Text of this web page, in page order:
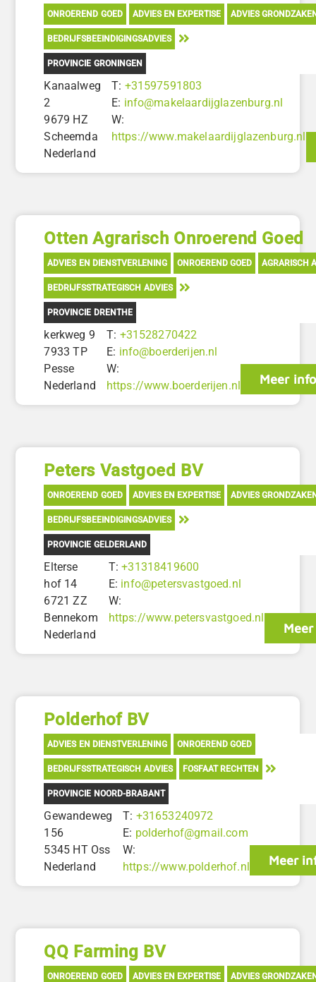
ONROEREND GOED ADVIES EN EXPERTISE ADVIES
BEDRIJFSBEEINDIGINGSADVIES
PROVINCIE GRONINGEN
Kanaalweg
2
9679 HZ
Scheemda
Nederland
T: +31597591803
E: info@makelaardijglazenburg.nl
W:
https://www.makelaardijglazenburg.nl
Otten Agrarisch Onroerend Goed
ADVIES EN DIENSTVERLENING ONROEREND GOED AGRARISCH
BEDRIJFSSTRATEGISCH ADVIES
PROVINCIE DRENTHE
kerkweg 9
7933 TP
Pesse
Nederland
T: +31528270422
E: info@boerderijen.nl
W:
https://www.boerderijen.nl
Meer
Peters Vastgoed BV
ONROEREND GOED ADVIES EN EXPERTISE ADVIES
BEDRIJFSBEEINDIGINGSADVIES
PROVINCIE GELDERLAND
Elterse
hof 14
6721 ZZ
Bennekom
Nederland
T:+31318419600
E: info@petersvastgoed.nl
W:
https://www.petersvastgoed.nl
Polderhof BV
ADVIES EN DIENSTVERLENING ONROEREND GOED
BEDRIJFSSTRATEGISCH ADVIES FOSFAAT RECHTEN
PROVINCIE NOORD-BRABANT
Gewandeweg
156
5345 HT Oss
Nederland
T: +31653240972
E: polderhof@gmail.com
W:
https://www.polderhof.nl
Meer
QQ Farming BV
ONROEREND GOED ADVIES EN EXPERTISE ADVIES